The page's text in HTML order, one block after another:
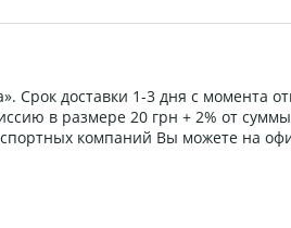
Срок доставки 1-3 дня с момента
в размере 20 грн + 2% от
компаний Вы можете на